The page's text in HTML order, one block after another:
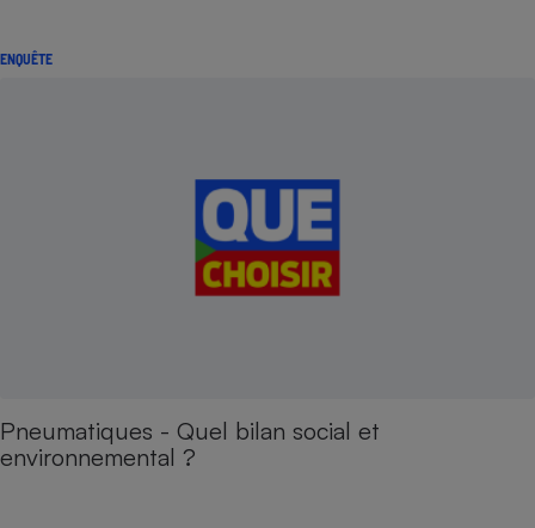
ENQUÊTE
Pneumatiques - Quel bilan social et
environnemental ?